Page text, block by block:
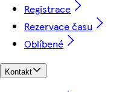
Registrace
Rezervace času
Oblíbené
Kontakt